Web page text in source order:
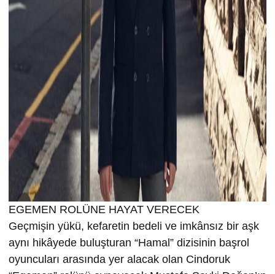
EGEMEN ROLÜNE HAYAT VERECEK
Geçmişin yükü, kefaretin bedeli ve imkânsız bir aşk
aynı hikâyede buluşturan “Hamal” dizisinin başrol
oyuncuları arasında yer alacak olan Cindoruk